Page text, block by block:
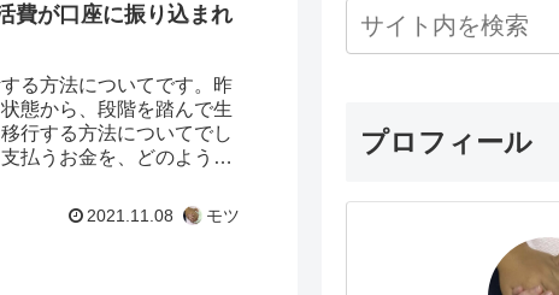
費が口座に振り込まれ
る方法についてです。昨
態から、段階を踏んで生
行する方法についてでし
払うお金を、どのように
2021.11.08 モツ
プロフィール